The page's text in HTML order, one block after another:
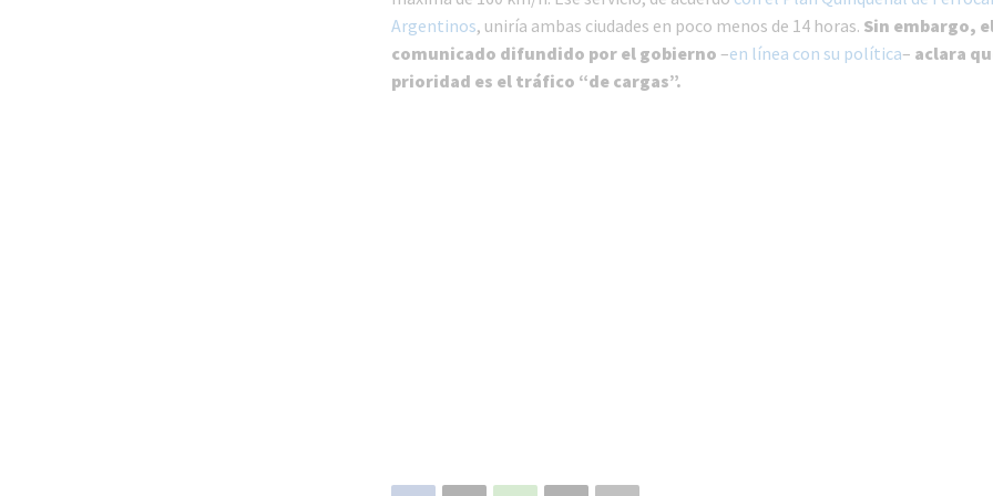
Argentinos, uniría ambas ciudades en poco menos de 14 horas. Sin embargo,
comunicado difundido por el gobierno –en línea con su política– aclara
prioridad es el tráfico “de cargas”.